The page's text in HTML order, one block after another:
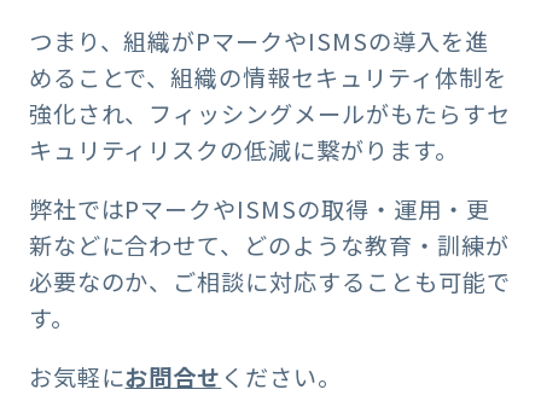
つまり、組織がPマークやISMSの導入を進
めることで、組織の情報セキュリティ体制を
強化され、フィッシングメールがもたらすセ
キュリティリスクの低減に繋がります。
弊社ではPマークやISMSの取得・運用・更
新などに合わせて、どのような教育・訓練が
必要なのか、ご相談に対応することも可能で
す。
お気軽にお問合せ ください。